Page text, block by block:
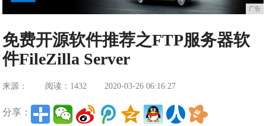
广告
免费开源软件推荐之FTP服务器软
件FileZilla Server
来源： 阅读：1432 2020-03-26 06:16:27
分享：